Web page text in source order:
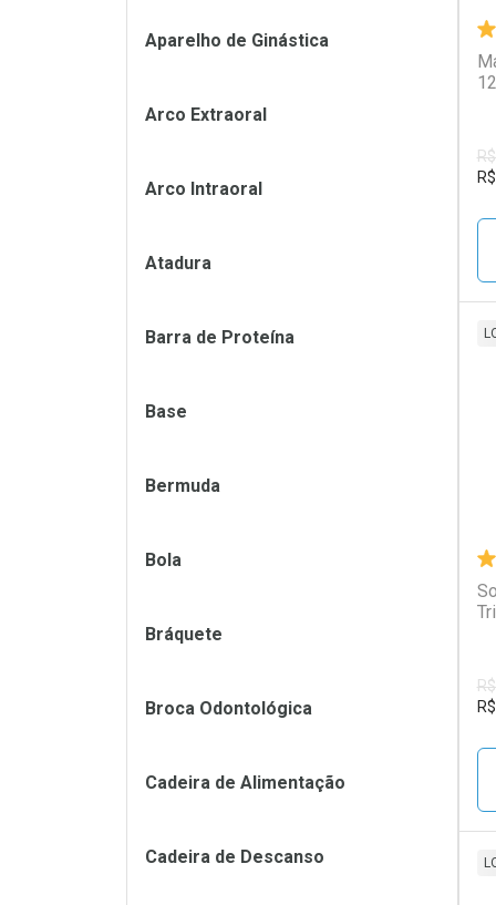
R$
R$
Aparelho de Ginástica
Arco Extraoral
Arco Intraoral
Atadura
Barra de Proteína
Base
Bermuda
Bola
Bráquete
Broca Odontológica
Cadeira de Alimentação
Cadeira de Descanso